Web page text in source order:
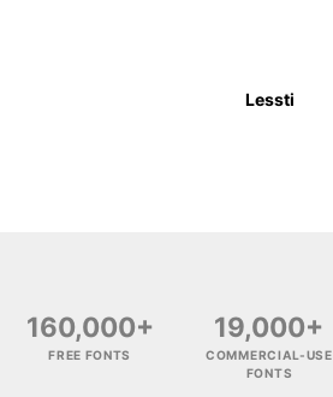
Lessti
160,000+
FREE FONTS
19,000+
COMMERCIAL-USE
FONTS